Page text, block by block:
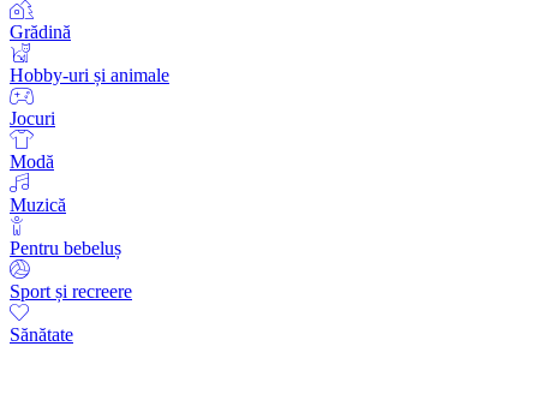
Grădină
Hobby-uri și animale
Jocuri
Modă
Muzică
Pentru bebeluș
Sport și recreere
Sănătate